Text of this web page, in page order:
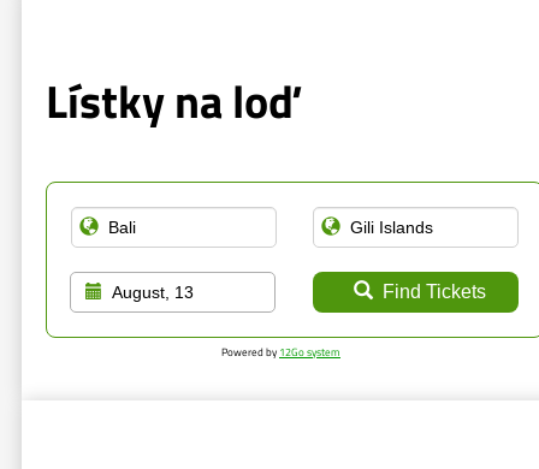
Lístky na loď
August, 13 Find Tickets
Powered by 12Go system